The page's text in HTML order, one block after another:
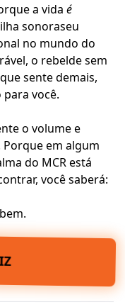
a vida é
sonoraseu
no mundo do
o rebelde sem
sente demais,
você.
o volume e
em algum
do MCR está
você saberá: